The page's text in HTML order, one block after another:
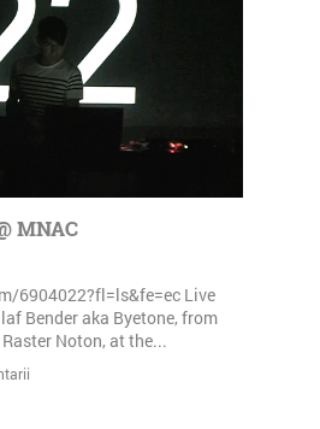
MNAC
6904022?fl=ls&fe=ec Live
Bender aka Byetone, from
Noton, at the...